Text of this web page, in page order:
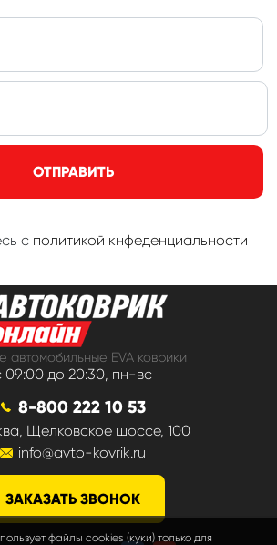
ОТПРАВИТЬ
с политикой кнфеденциальности
автомобильные EVA коврики
09:00 до 20:30, пн-вс
8-800 222 10 53
Щелковское шоссе, 100
info@avto-kovrik.ru
ЗАКАЗАТЬ ЗВОНОК
файлы cookies (куки) только для